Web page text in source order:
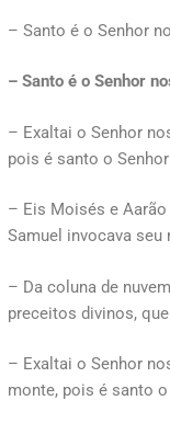
– Santo é o Senhor
– Santo é o Senhor
– Exaltai o Senhor
pois é santo o
– Eis Moisés e
Samuel invocava seu
– Da coluna de
preceitos divinos,
– Exaltai o Senhor
monte, pois é santo